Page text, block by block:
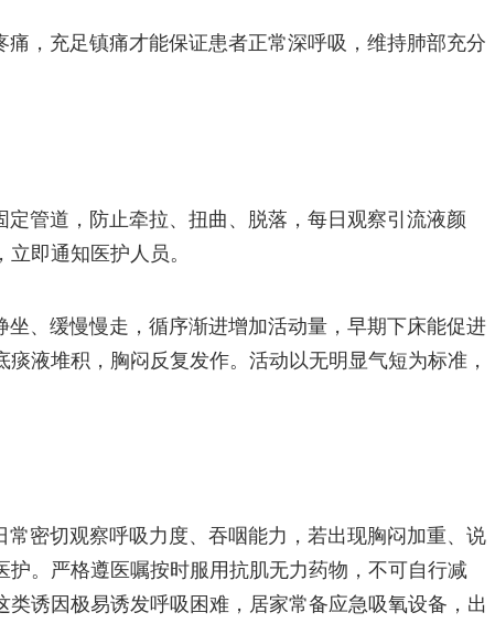
，充足镇痛才能保证患者正常深呼吸，维持肺部充分
管道，防止牵拉、扭曲、脱落，每日观察引流液颜
即通知医护人员。
、缓慢慢走，循序渐进增加活动量，早期下床能促进
液堆积，胸闷反复发作。活动以无明显气短为标准，
密切观察呼吸力度、吞咽能力，若出现胸闷加重、说
。严格遵医嘱按时服用抗肌无力药物，不可自行减
诱因极易诱发呼吸困难，居家常备应急吸氧设备，出